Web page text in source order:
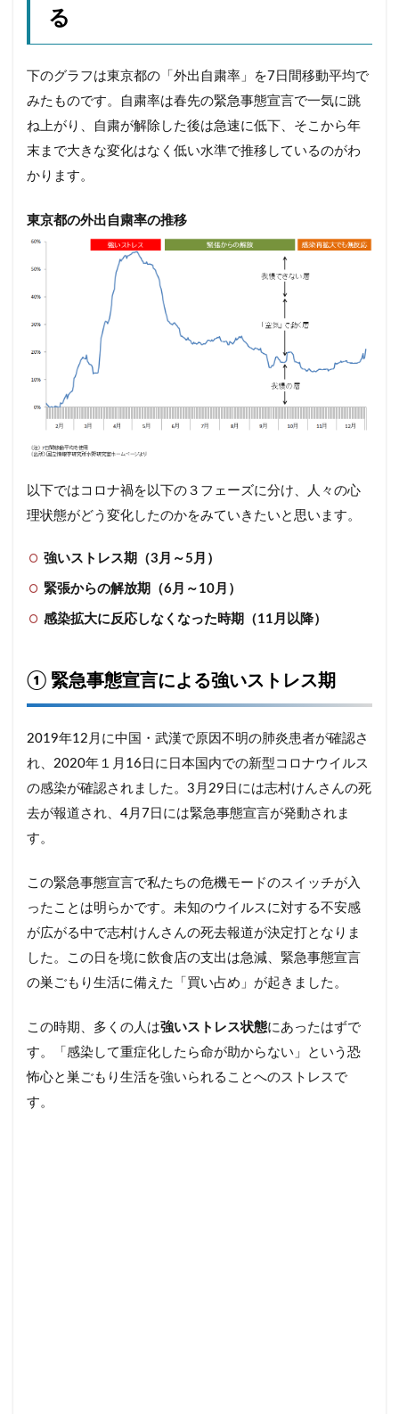
る
下のグラフは東京都の「外出自粛率」を7日間移動平均で
みたものです。自粛率は春先の緊急事態宣言で一気に跳
ね上がり、自粛が解除した後は急速に低下、そこから年
末まで大きな変化はなく低い水準で推移しているのがわ
かります。
東京都の外出自粛率の推移
以下ではコロナ禍を以下の３フェーズに分け、人々の心
理状態がどう変化したのかをみていきたいと思います。
強いストレス期（3月～5月）
緊張からの解放期（6月～10月）
感染拡大に反応しなくなった時期（11月以降）
① 緊急事態宣言による強いストレス期
2019年12月に中国・武漢で原因不明の肺炎患者が確認さ
れ、2020年１月16日に日本国内での新型コロナウイルス
の感染が確認されました。3月29日には志村けんさんの死
去が報道され、4月7日には緊急事態宣言が発動されま
す。
この緊急事態宣言で私たちの危機モードのスイッチが入
ったことは明らかです。未知のウイルスに対する不安感
が広がる中で志村けんさんの死去報道が決定打となりま
した。この日を境に飲食店の支出は急減、緊急事態宣言
の巣ごもり生活に備えた「買い占め」が起きました。
この時期、多くの人は強いストレス状態にあったはずで
す。「感染して重症化したら命が助からない」という恐
怖心と巣ごもり生活を強いられることへのストレスで
す。